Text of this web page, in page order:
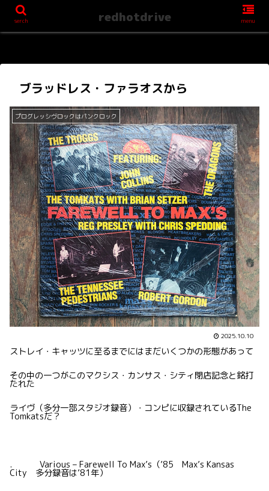
ブラッドレス・ファラオスから
プログレッシヴロックはパンクロック
2025.10.10
ストレイ・キャッツに至るまでにはまだいくつかの形態があって
その中の一つがこのマクシス・カンサス・シティ閉店記念と銘打
たれた
ライヴ（多分一部スタジオ録音）・コンピに収録されているThe
Tomkatsだ？
. Various – Farewell To Max’s（’85 Max’s Kansas
City 多分録音は’81年）
serch redhotdrive menu